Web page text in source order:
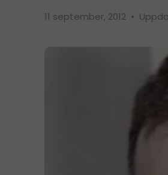
11 september, 2012 •